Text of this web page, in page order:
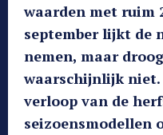
waarden met ruim
september lijkt de
nemen, maar
waarschijnlijk niet.
verloop van de
seizoensmodellen